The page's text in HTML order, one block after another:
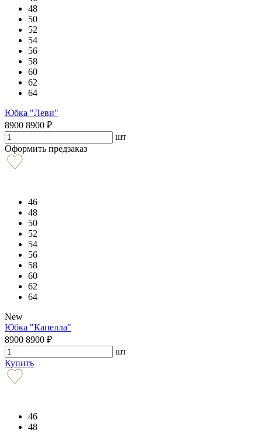
48
50
52
54
56
58
60
62
64
Юбка "Леви"
8900 8900 ₽
шт
Оформить предзаказ
46
48
50
52
54
56
58
60
62
64
New
Юбка "Капелла"
8900 8900 ₽
шт
Купить
46
48